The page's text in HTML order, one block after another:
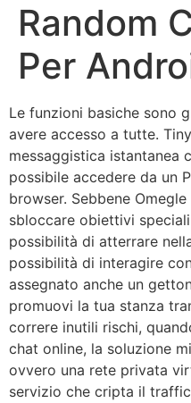
Random
Per
Le funzioni basiche sono
avere accesso a tutte.
messaggistica istantanea
possibile accedere da un
browser. Sebbene
sbloccare obiettivi
possibilità di atterrare
possibilità di interagire
assegnato anche un
promuovi la tua stanza
correre inutili rischi,
chat online, la soluzione
ovvero una rete privata
servizio che cripta il